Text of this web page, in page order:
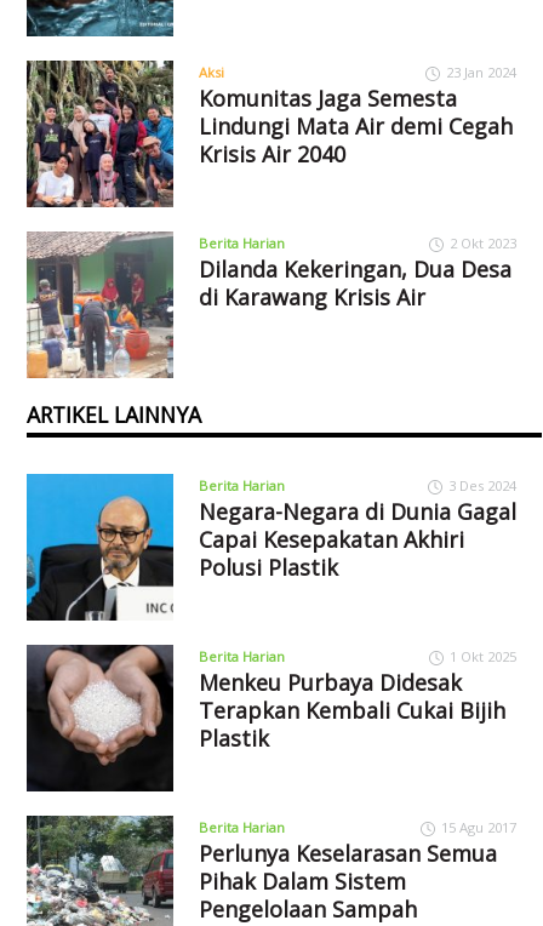
Aksi 23 Jan 2024
Komunitas Jaga Semesta
Lindungi Mata Air demi Cegah
Krisis Air 2040
Berita Harian 2 Okt 2023
Dilanda Kekeringan, Dua Desa
di Karawang Krisis Air
ARTIKEL LAINNYA
Berita Harian 3 Des 2024
Negara-Negara di Dunia Gagal
Capai Kesepakatan Akhiri
Polusi Plastik
Berita Harian 1 Okt 2025
Menkeu Purbaya Didesak
Terapkan Kembali Cukai Bijih
Plastik
Berita Harian 15 Agu 2017
Perlunya Keselarasan Semua
Pihak Dalam Sistem
Pengelolaan Sampah